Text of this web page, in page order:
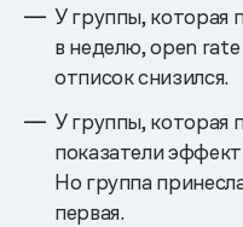
У группы, которая
в неделю, open
отписок снизился.
У группы, которая
показатели
Но группа
первая.